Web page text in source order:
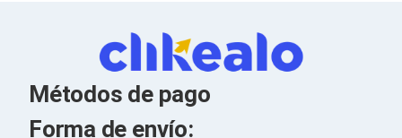
Limpiadores para Electrónicos
Lentes para Computadora
PC's de Escritorio
Workstations
All in One
Métodos de pago
Forma de envío: